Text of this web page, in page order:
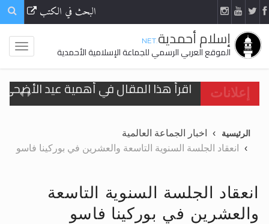
البحث في الكتب
إسلام أحمدية.NET
الموقع العربي الرسمي للجماعة الإسلامية الأحمدية
إعلانات
اقرأ هذا المقال في أهمية عيد
تعميم هامّ لأفراد الجماعة >> المزيد
الرئيسية
اخبار الجماعة العالمية
انعقاد الجلسة السنوية التاسعة والعشرين في بوركينا فاسو
انعقاد الجلسة السنوية التاسعة
والعشرين في بوركينا فاسو